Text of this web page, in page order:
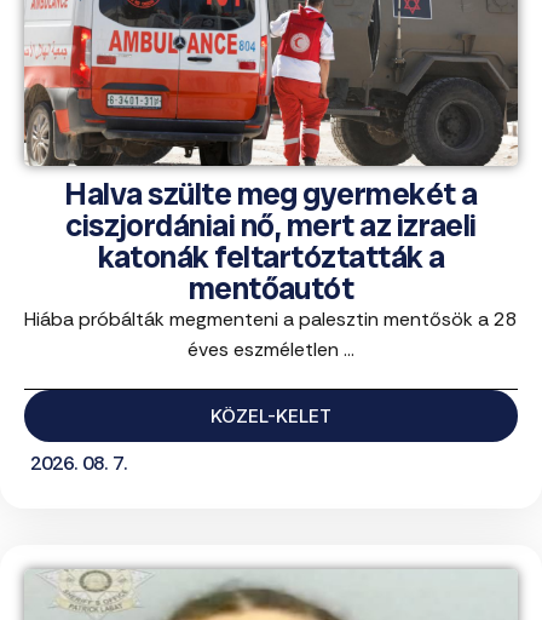
Halva szülte meg gyermekét a
ciszjordániai nő, mert az izraeli
katonák feltartóztatták a
mentőautót
Hiába próbálták megmenteni a palesztin mentősök a 28
éves eszméletlen ...
KÖZEL-KELET
2026. 08. 7.